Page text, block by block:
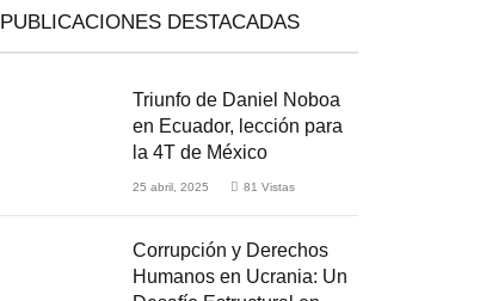
PUBLICACIONES DESTACADAS
Triunfo de Daniel Noboa
en Ecuador, lección para
la 4T de México
25 abril, 2025 81 Vistas
Corrupción y Derechos
Humanos en Ucrania: Un